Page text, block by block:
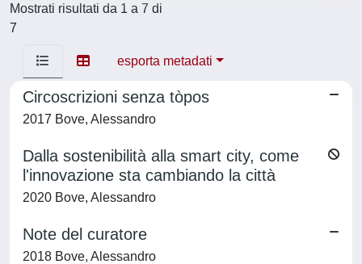
Mostrati risultati da 1 a 7 di
7
esporta metadati
Circoscrizioni senza tòpos
2017 Bove, Alessandro
Dalla sostenibilità alla smart city, come
l'innovazione sta cambiando la città
2020 Bove, Alessandro
Note del curatore
2018 Bove, Alessandro